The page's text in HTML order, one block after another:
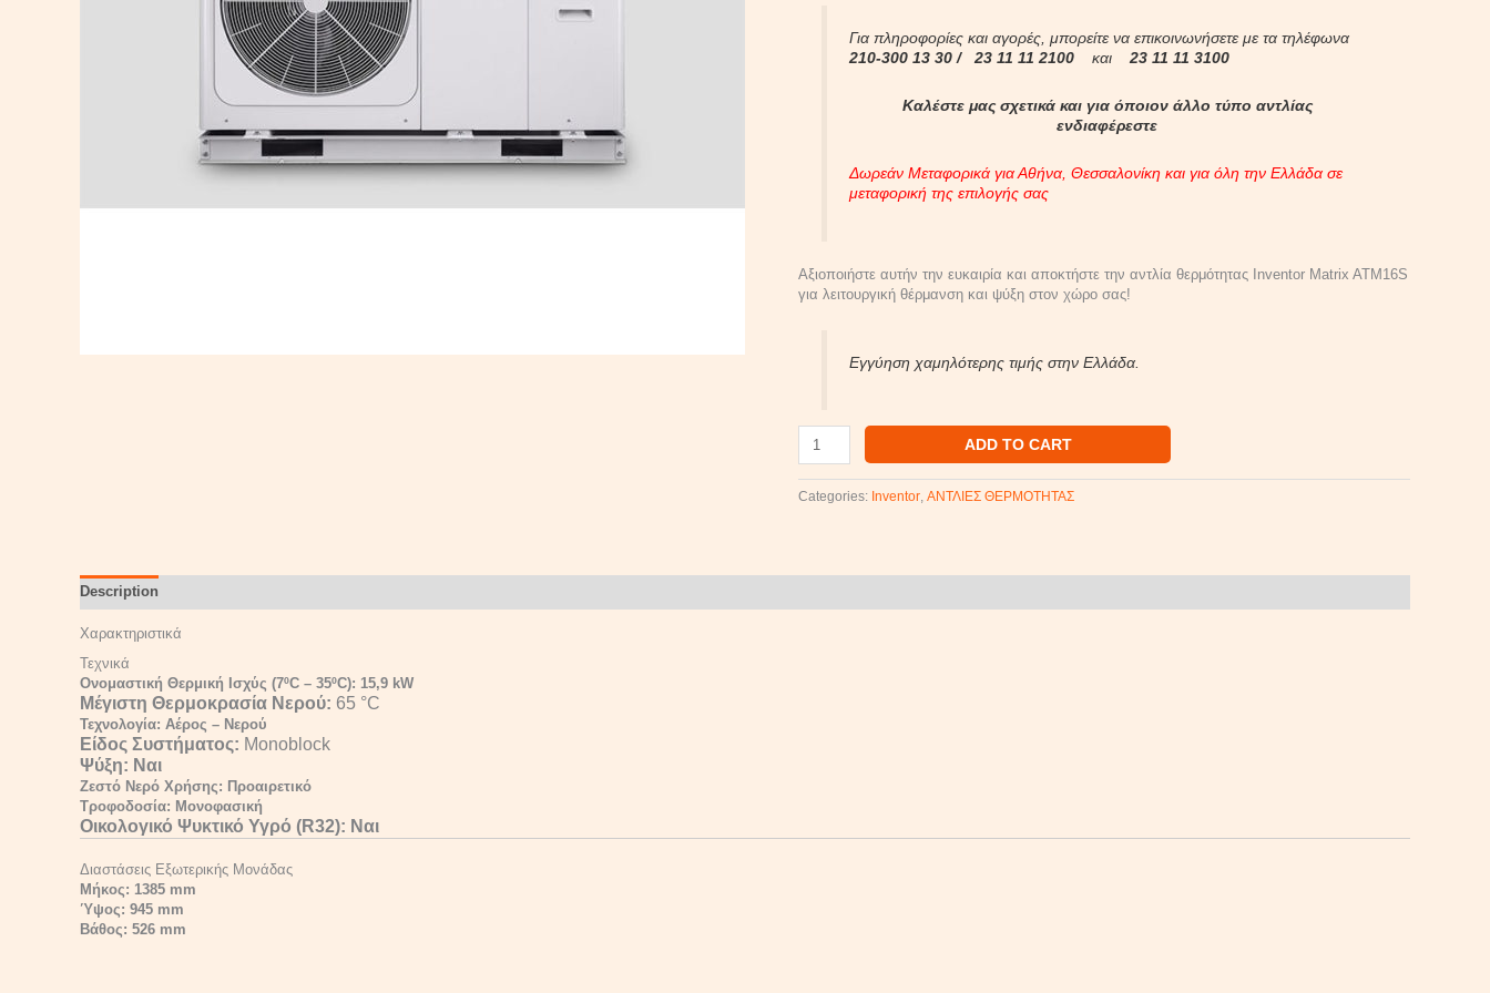
Για πληροφορίες και αγορές, μπορείτε να επικοινωνήσετε με τα τηλέφωνα
210-300 13 30 /
23 11 11 2100 και23 11 11 3100
Καλέστε μας σχετικά και για όποιον άλλο τύπο αντλίας
ενδιαφέρεστε
Δωρεάν Μεταφορικά για Αθήνα, Θεσσαλονίκη και για όλη την Ελλάδα σε
μεταφορική της επιλογής σας
Αξιοποιήστε αυτήν την ευκαιρία και αποκτήστε την αντλία θερμότητας Inventor Matrix ATM16S
για λειτουργική θέρμανση και ψύξη στον χώρο σας!
Εγγύηση χαμηλότερης τιμής στην Ελλάδα.
ADD TO CART
Categories: Inventor ΑΝΤΛΙΕΣ ΘΕΡΜΟΤΗΤΑΣ
Description
Χαρακτηριστικά
Τεχνικά
Ονομαστική Θερμική Ισχύς (7ºC – 35ºC): 15,9 kW
Μέγιστη Θερμοκρασία Νερού: 65 °C
Τεχνολογία: Αέρος – Νερού
Είδος Συστήματος: Monoblock
Ψύξη: Ναι
Ζεστό Νερό Χρήσης: Προαιρετικό
Τροφοδοσία: Μονοφασική
Οικολογικό Ψυκτικό Υγρό (R32): Ναι
Διαστάσεις Εξωτερικής Μονάδας
Μήκος: 1385 mm
Ύψος: 945 mm
Βάθος: 526 mm